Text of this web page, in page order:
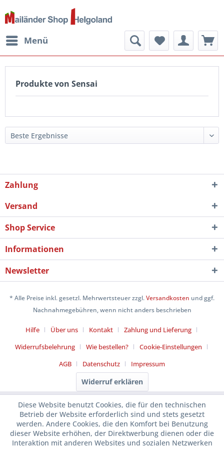
Menü
Produkte von Sensai
Zahlung
Versand
Shop Service
Informationen
Newsletter
* Alle Preise inkl. gesetzl. Mehrwertsteuer zzgl.Versandkosten und ggf.
Nachnahmegebühren, wenn nicht anders beschrieben
Hilfe Über uns Kontakt
Zahlung und Lieferung
Widerrufsbelehrung
Wie bestellen?
Cookie-Einstellungen
AGB
Datenschutz Impressum
Widerruf erklären
Diese Website benutzt Cookies, die für den technischen
Betrieb der Website erforderlich sind und stets gesetzt
werden. Andere Cookies, die den Komfort bei Benutzung
dieser Website erhöhen, der Direktwerbung dienen oder die
Interaktion mit anderen Websites und sozialen Netzwerken